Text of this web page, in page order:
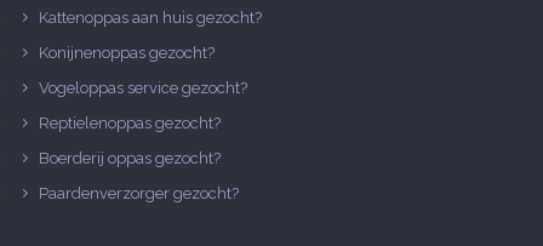
Kattenoppas aan huis gezocht?
Konijnenoppas gezocht?
Vogeloppas service gezocht?
Reptielenoppas gezocht?
Boerderij oppas gezocht?
Paardenverzorger gezocht?